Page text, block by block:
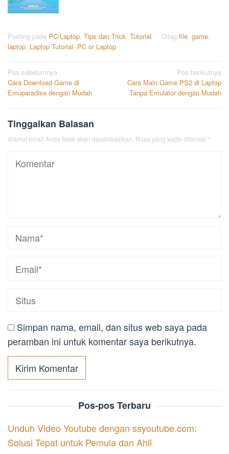
Posting pada PC/Laptop Tips dan Trick Tutorial Ditag file game
laptop Laptop Tutorial PC or Laptop
Navigasi
pos
Pos sebelumnya
Cara Download Game di
Emuparadise dengan Mudah
Pos berikutnya
Cara Main Game PS2 di Laptop
Tanpa Emulator dengan Mudah
Tinggalkan Balasan
Alamat email Anda tidak akan dipublikasikan. Ruas yang wajib ditandai *
Simpan nama, email, dan situs web saya pada
peramban ini untuk komentar saya berikutnya.
Pos-pos Terbaru
Unduh Video Youtube dengan ssyoutube.com:
Solusi Tepat untuk Pemula dan Ahli